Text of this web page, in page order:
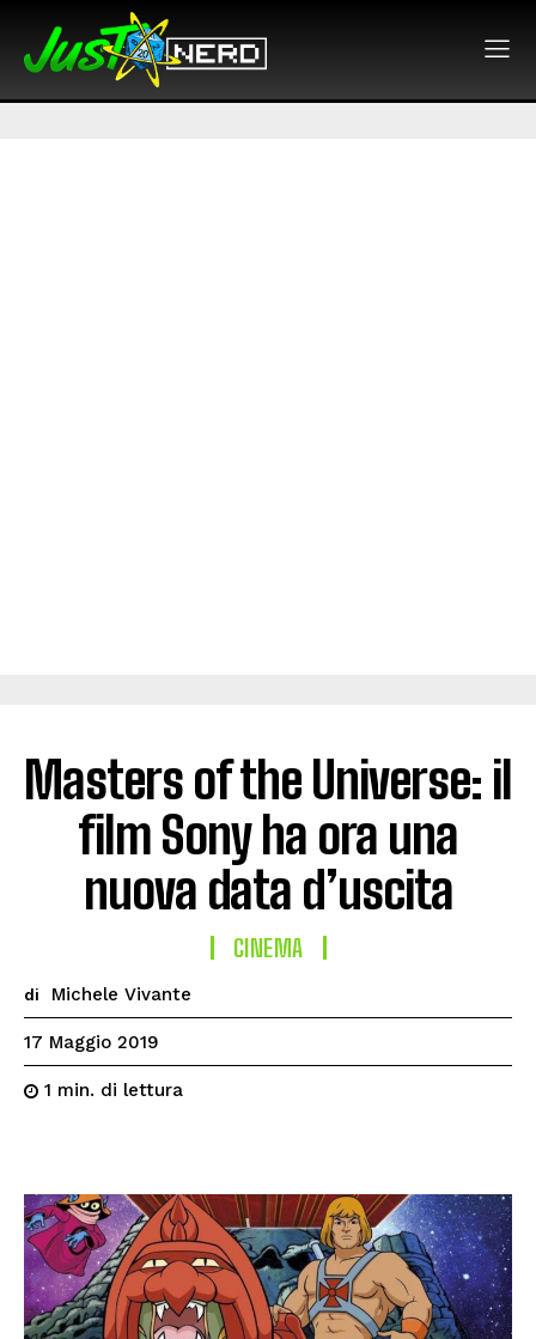
Masters of the Universe: il
film Sony ha ora una
nuova data d’uscita
CINEMA
di Michele Vivante
17 Maggio 2019
1 min. di lettura